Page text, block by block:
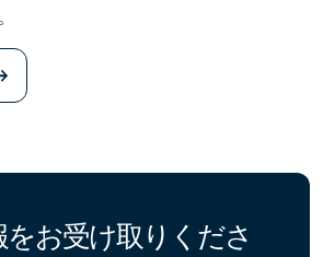
をお受け取りくださ